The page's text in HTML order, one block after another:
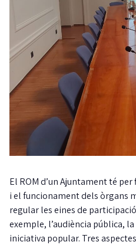
El ROM d’un Ajuntament té
i el funcionament dels òrgans
regular les eines de
exemple, l’audiència pública,
iniciativa popular. Tres